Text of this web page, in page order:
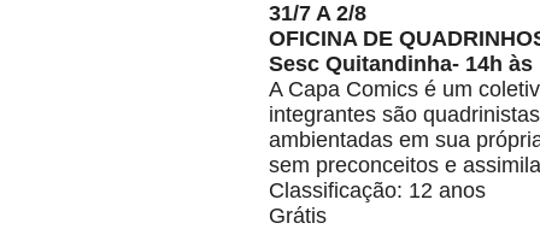
31/7 A 2/8
OFICINA DE
Sesc Quitandinha- 14h às
A Capa Comics é um
integrantes são
ambientadas em sua
sem preconceitos e
Classificação: 12 anos
Grátis